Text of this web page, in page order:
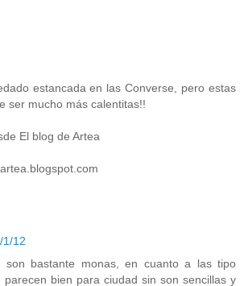
estancada en las Converse, pero estas
ser mucho más calentitas!!
El blog de Artea
1/12
son bastante monas, en cuanto a las tipo
parecen bien para ciudad sin son sencillas y